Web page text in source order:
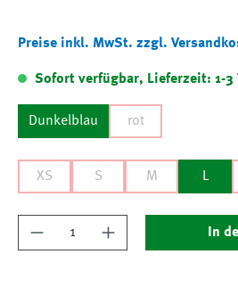
Preise inkl. MwSt. zzgl.
Sofort verfügbar, Lieferzeit: 1-3
Dunkelblau rot
XS S M L
Produkt Anzahl: Gib den
In